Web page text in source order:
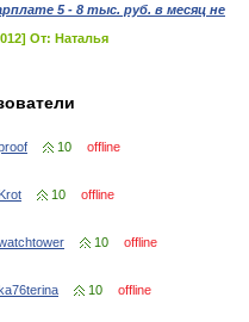
5 - 8 тыс. руб. в месяц не
От: Наталья
10 offline
Krot 10 offline
10 offline
10 offline